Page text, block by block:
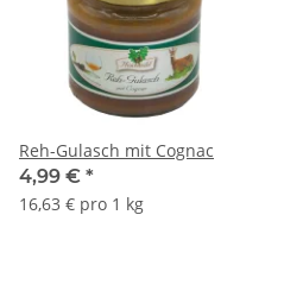
Reh-Gulasch mit Cognac
4,99 € *
16,63 € pro 1 kg